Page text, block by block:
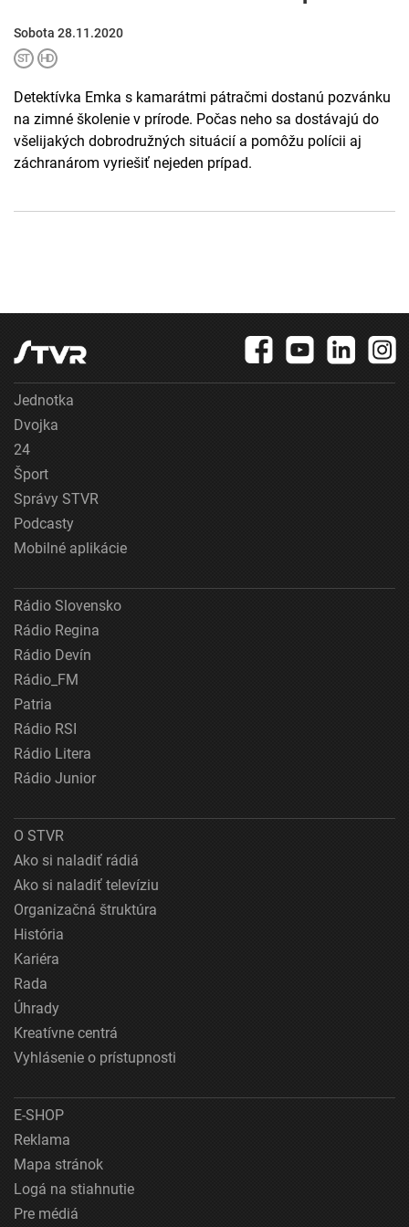
Sobota 28.11.2020
Detektívka Emka s kamarátmi pátračmi dostanú pozvánku
na zimné školenie v prírode. Počas neho sa dostávajú do
všelijakých dobrodružných situácií a pomôžu polícii aj
záchranárom vyriešiť nejeden prípad.
Jednotka
Dvojka
24
Šport
Správy STVR
Podcasty
Mobilné aplikácie
Rádio Slovensko
Rádio Regina
Rádio Devín
Rádio_FM
Patria
Rádio RSI
Rádio Litera
Rádio Junior
O STVR
Ako si naladiť rádiá
Ako si naladiť televíziu
Organizačná štruktúra
História
Kariéra
Rada
Úhrady
Kreatívne centrá
Vyhlásenie o prístupnosti
E-SHOP
Reklama
Mapa stránok
Logá na stiahnutie
Pre médiá